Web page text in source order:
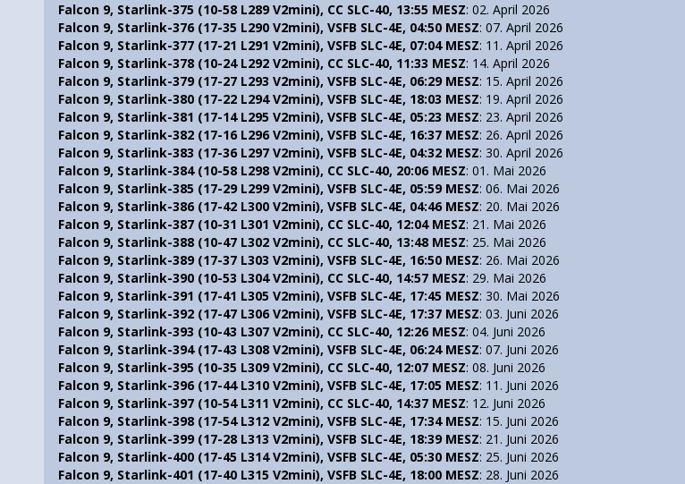
Falcon 9, Starlink-375 (10-58 L289 V2mini), CC SLC-40, 13:55 MESZ: 02. April 2026
Falcon 9, Starlink-376 (17-35 L290 V2mini), VSFB SLC-4E, 04:50 MESZ: 07. April 2026
Falcon 9, Starlink-377 (17-21 L291 V2mini), VSFB SLC-4E, 07:04 MESZ: 11. April 2026
Falcon 9, Starlink-378 (10-24 L292 V2mini), CC SLC-40, 11:33 MESZ: 14. April 2026
Falcon 9, Starlink-379 (17-27 L293 V2mini), VSFB SLC-4E, 06:29 MESZ: 15. April 2026
Falcon 9, Starlink-380 (17-22 L294 V2mini), VSFB SLC-4E, 18:03 MESZ: 19. April 2026
Falcon 9, Starlink-381 (17-14 L295 V2mini), VSFB SLC-4E, 05:23 MESZ: 23. April 2026
Falcon 9, Starlink-382 (17-16 L296 V2mini), VSFB SLC-4E, 16:37 MESZ: 26. April 2026
Falcon 9, Starlink-383 (17-36 L297 V2mini), VSFB SLC-4E, 04:32 MESZ: 30. April 2026
Falcon 9, Starlink-384 (10-58 L298 V2mini), CC SLC-40, 20:06 MESZ: 01. Mai 2026
Falcon 9, Starlink-385 (17-29 L299 V2mini), VSFB SLC-4E, 05:59 MESZ: 06. Mai 2026
Falcon 9, Starlink-386 (17-42 L300 V2mini), VSFB SLC-4E, 04:46 MESZ: 20. Mai 2026
Falcon 9, Starlink-387 (10-31 L301 V2mini), CC SLC-40, 12:04 MESZ: 21. Mai 2026
Falcon 9, Starlink-388 (10-47 L302 V2mini), CC SLC-40, 13:48 MESZ: 25. Mai 2026
Falcon 9, Starlink-389 (17-37 L303 V2mini), VSFB SLC-4E, 16:50 MESZ: 26. Mai 2026
Falcon 9, Starlink-390 (10-53 L304 V2mini), CC SLC-40, 14:57 MESZ: 29. Mai 2026
Falcon 9, Starlink-391 (17-41 L305 V2mini), VSFB SLC-4E, 17:45 MESZ: 30. Mai 2026
Falcon 9, Starlink-392 (17-47 L306 V2mini), VSFB SLC-4E, 17:37 MESZ: 03. Juni 2026
Falcon 9, Starlink-393 (10-43 L307 V2mini), CC SLC-40, 12:26 MESZ: 04. Juni 2026
Falcon 9, Starlink-394 (17-43 L308 V2mini), VSFB SLC-4E, 06:24 MESZ: 07. Juni 2026
Falcon 9, Starlink-395 (10-35 L309 V2mini), CC SLC-40, 12:07 MESZ: 08. Juni 2026
Falcon 9, Starlink-396 (17-44 L310 V2mini), VSFB SLC-4E, 17:05 MESZ: 11. Juni 2026
Falcon 9, Starlink-397 (10-54 L311 V2mini), CC SLC-40, 14:37 MESZ: 12. Juni 2026
Falcon 9, Starlink-398 (17-54 L312 V2mini), VSFB SLC-4E, 17:34 MESZ: 15. Juni 2026
Falcon 9, Starlink-399 (17-28 L313 V2mini), VSFB SLC-4E, 18:39 MESZ: 21. Juni 2026
Falcon 9, Starlink-400 (17-45 L314 V2mini), VSFB SLC-4E, 05:30 MESZ: 25. Juni 2026
Falcon 9, Starlink-401 (17-40 L315 V2mini), VSFB SLC-4E, 18:00 MESZ: 28. Juni 2026